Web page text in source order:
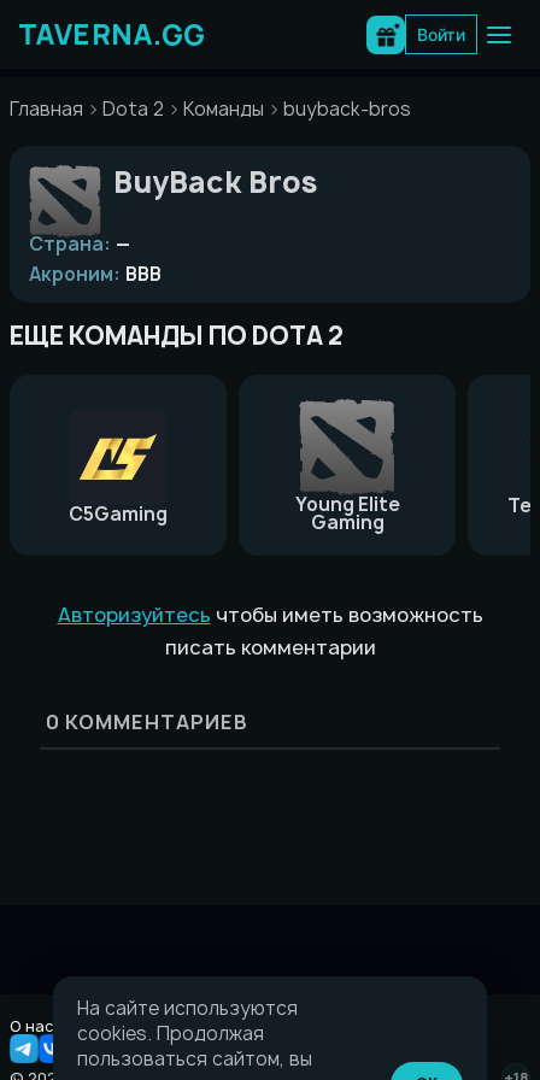
содержимому
Войти
Главная Dota 2 Команды buyback-bros
BuyBack Bros
Страна: —
Акроним: BBB
ЕЩЕ КОМАНДЫ ПО DOTA 2
C5Gaming Young Elite
Gaming
Авторизуйтесь чтобы иметь возможность
писать комментарии
0 КОММЕНТАРИЕВ
О нас Правовая информация
На сайте используются
cookies. Продолжая
пользоваться сайтом, вы